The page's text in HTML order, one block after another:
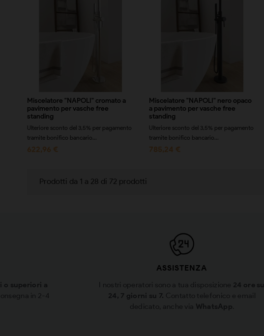
Miscelatore "NAPOLI" cromato a
pavimento per vasche free
standing
Ulteriore sconto del 3,5% per pagamento
tramite bonifico bancario...
622,96 €
Miscelatore "NAPOLI" nero opaco
a pavimento per vasche free
standing
Ulteriore sconto del 3,5% per pagamento
tramite bonifico bancario...
785,24 €
Prodotti da 1 a 28 di 72 prodotti
o superiori a
in 2-4
ASSISTENZA
I nostri operatori sono a tua disposizione 24 ore su
24, 7 giorni su 7. Contatto telefonico e email
dedicato, anche via WhatsApp